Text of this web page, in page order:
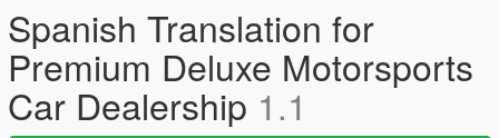
Spanish Translation for
Premium Deluxe Motorsports
Car Dealership 1.1